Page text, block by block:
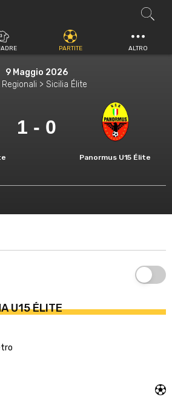
PARTITE ALTRO
9 Maggio 2026
Regionali > Sicilia Élite
1 - 0
Panormus U15 Élite
U15 ÉLITE